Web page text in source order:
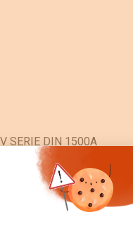
SERIE DIN 1500A